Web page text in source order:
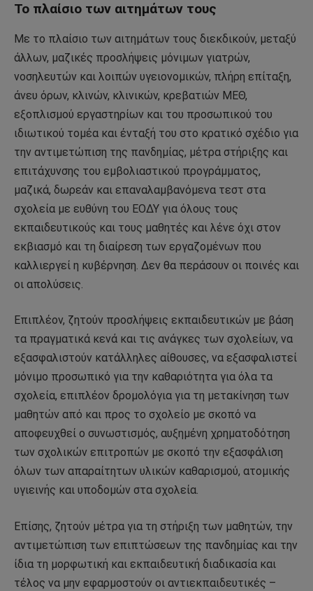
Το πλαίσιο των αιτημάτων τους
Με το πλαίσιο των αιτημάτων τους διεκδικούν, μεταξύ
άλλων, μαζικές προσλήψεις μόνιμων γιατρών,
νοσηλευτών και λοιπών υγειονομικών, πλήρη επίταξη,
άνευ όρων, κλινών, κλινικών, κρεβατιών ΜΕΘ,
εξοπλισμού εργαστηρίων και του προσωπικού του
ιδιωτικού τομέα και ένταξή του στο κρατικό σχέδιο για
την αντιμετώπιση της πανδημίας, μέτρα στήριξης και
επιτάχυνσης του εμβολιαστικού προγράμματος,
μαζικά, δωρεάν και επαναλαμβανόμενα τεστ στα
σχολεία με ευθύνη του ΕΟΔΥ για όλους τους
εκπαιδευτικούς και τους μαθητές και λένε όχι στον
εκβιασμό και τη διαίρεση των εργαζομένων που
καλλιεργεί η κυβέρνηση. Δεν θα περάσουν οι ποινές και
οι απολύσεις.
Επιπλέον, ζητούν προσλήψεις εκπαιδευτικών με βάση
τα πραγματικά κενά και τις ανάγκες των σχολείων, να
εξασφαλιστούν κατάλληλες αίθουσες, να εξασφαλιστεί
μόνιμο προσωπικό για την καθαριότητα για όλα τα
σχολεία, επιπλέον δρομολόγια για τη μετακίνηση των
μαθητών από και προς το σχολείο με σκοπό να
αποφευχθεί ο συνωστισμός, αυξημένη χρηματοδότηση
των σχολικών επιτροπών με σκοπό την εξασφάλιση
όλων των απαραίτητων υλικών καθαρισμού, ατομικής
υγιεινής και υποδομών στα σχολεία.
Επίσης, ζητούν μέτρα για τη στήριξη των μαθητών, την
αντιμετώπιση των επιπτώσεων της πανδημίας και την
ίδια τη μορφωτική και εκπαιδευτική διαδικασία και
τέλος να μην εφαρμοστούν οι αντιεκπαιδευτικές –